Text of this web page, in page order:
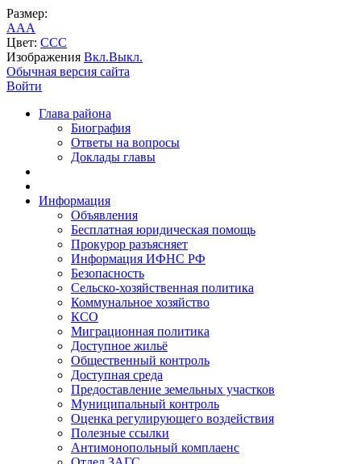
Размер:
AAA
Цвет: CCC
Изображения Вкл.Выкл.
Обычная версия сайта
Войти
Глава района
Биография
Ответы на вопросы
Доклады главы
Информация
Объявления
Бесплатная юридическая помощь
Прокурор разъясняет
Информация ИФНС РФ
Безопасность
Сельско-хозяйственная политика
Коммунальное хозяйство
КСО
Миграционная политика
Доступное жильё
Общественный контроль
Доступная среда
Предоставление земельных участков
Муниципальный контроль
Оценка регулирующего воздействия
Полезные ссылки
Антимонопольный комплаенс